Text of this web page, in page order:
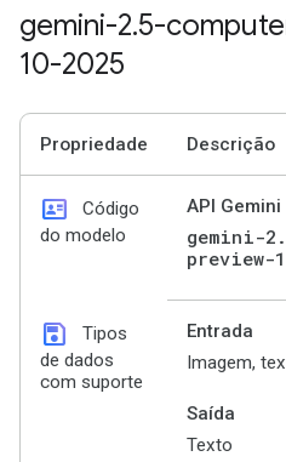
gemini-2.5-
10-2025
Propriedade Descrição
id_card
Código
do modelo
API Gemini
gemini-
preview-
save
Tipos
de dados
com suporte
Entrada
Imagem,
Saída
Texto